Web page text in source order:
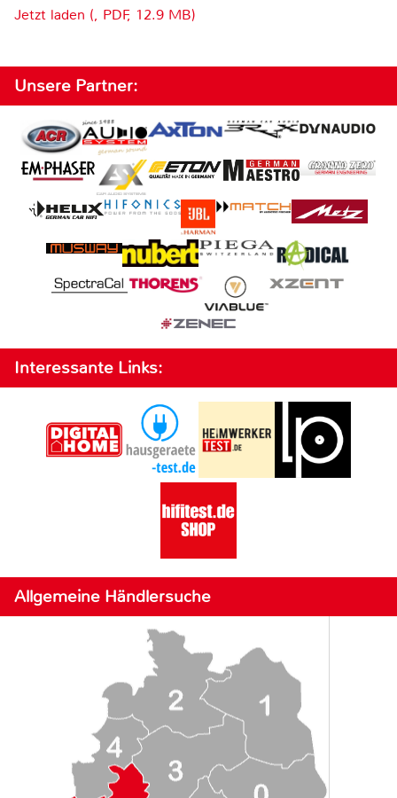
Jetzt laden (, PDF, 12.9 MB)
Unsere Partner:
Interessante Links:
Allgemeine Händlersuche